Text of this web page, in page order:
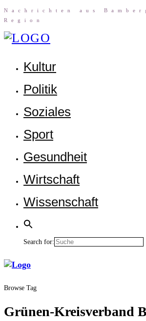
Nach­rich­ten aus
Region
Kul­tur
Poli­tik
Sozia­les
Sport
Gesund­heit
Wirt­schaft
Wis­sen­schaft
Search for:
Browse Tag
Grünen-Kreisverband